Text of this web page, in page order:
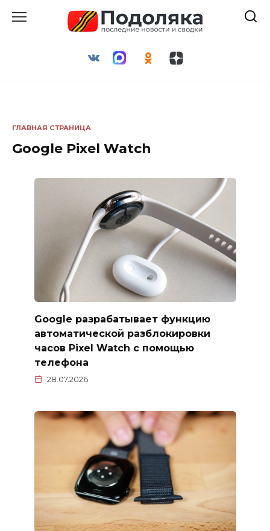
ГЛАВНАЯ СТРАНИЦА
Google Pixel Watch
Google разрабатывает функцию
автоматической разблокировки
часов Pixel Watch с помощью
телефона
28.07.2026